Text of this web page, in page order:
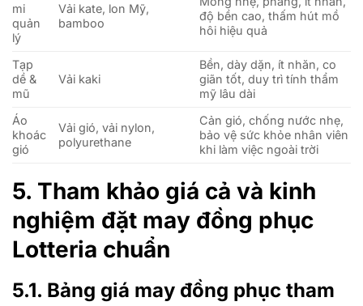
mi
quản
lý
Vải kate, lon Mỹ,
bamboo
độ bền cao, thấm hút mồ
hôi hiệu quả
Tạp
dề &
mũ
Vải kaki
Bền, dày dặn, ít nhăn, co
giãn tốt, duy trì tính thẩm
mỹ lâu dài
Áo
khoác
gió
Vải gió, vải nylon,
polyurethane
Cản gió, chống nước nhẹ,
bảo vệ sức khỏe nhân viên
khi làm việc ngoài trời
5. Tham khảo giá cả và kinh
nghiệm đặt may đồng phục
Lotteria chuẩn
5.1. Bảng giá may đồng phục tham